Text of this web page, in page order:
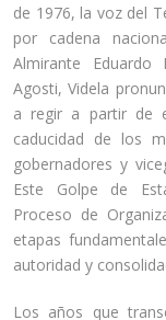
de 1976, la voz del
por cadena
Almirante Eduardo
Agosti, Videla
a regir a partir de
caducidad de los
gobernadores y
Este Golpe de
Proceso de
etapas
autoridad y
Los años que